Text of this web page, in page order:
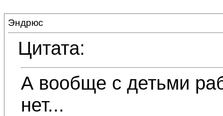
Эндрюс
Цитата:
А вообще с детьми
нет...